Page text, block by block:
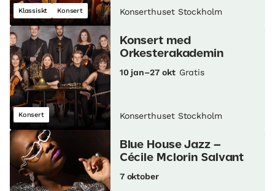
Klassiskt Konsert Konserthuset Stockholm
Konsert
Konsert med
Orkesterakademin
10 jan–27 okt Gratis
Konserthuset Stockholm
Blue House Jazz –
Cécile Mclorin Salvant
7 oktober